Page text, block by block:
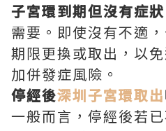
子宮環到期但沒有症
需要。即使沒有不適
期限更換或取出，以
加併發症風險。
停經後深圳子宮環取出
一般而言，停經後若